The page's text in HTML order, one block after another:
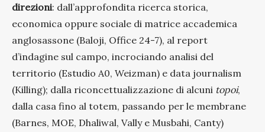
direzioni: dall’approfondita ricerca storica,
economica oppure sociale di matrice accademica
anglosassone (Baloji, Office 24-7), al report
d’indagine sul campo, incrociando analisi del
territorio (Estudio A0, Weizman) e data journalism
(Killing); dalla riconcettualizzazione di alcuni topoi,
dalla casa fino al totem, passando per le membrane
(Barnes, MOE, Dhaliwal, Vally e Musbahi, Canty)